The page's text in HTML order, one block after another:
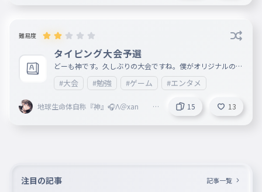
難易度
タイピング大会予選
どーも神です。久しぶりの大会ですね。僕がオリジナルの打
ちやすい文章作ったのでぜひプレイしてみてください。 ル
ール ・上位16名が決勝進出 ・決勝に進出しない場合はコメ
ントしてください。 期限 8/15まで
#大会 #勉強 #ゲーム #エンタメ
地球生命体自称『神』🎧Λ＠xan
15 13
注目の記事 記事一覧